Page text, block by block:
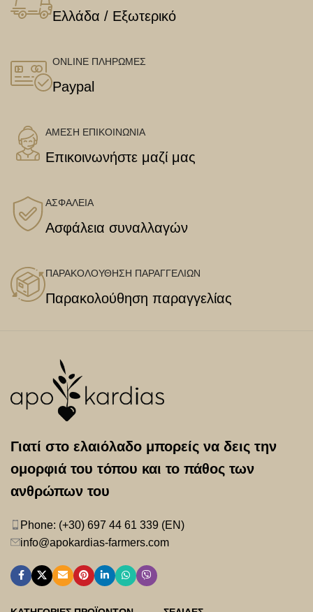
Ελλάδα / Εξωτερικό
ONLINE ΠΛΗΡΩΜΕΣ
Paypal
ΑΜΕΣΗ ΕΠΙΚΟΙΝΩΝΙΑ
Επικοινωνήστε μαζί μας
ΑΣΦΑΛΕΙΑ
Ασφάλεια συναλλαγών
ΠΑΡΑΚΟΛΟΥΘΗΣΗ ΠΑΡΑΓΓΕΛΙΩΝ
Παρακολούθηση παραγγελίας
Γιατί στο ελαιόλαδο μπορείς να δεις την
ομορφιά του τόπου και το πάθος των
ανθρώπων του
Phone: (+30) 697 44 61 339 (EN)
info@apokardias-farmers.com